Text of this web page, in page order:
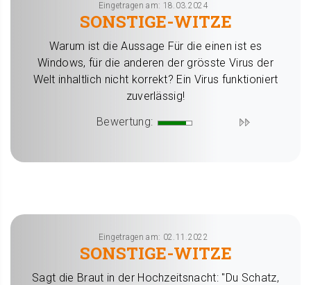
Eingetragen am: 18.03.2024
SONSTIGE-WITZE
Warum ist die Aussage Für die einen ist es
Windows, für die anderen der grösste Virus der
Welt inhaltlich nicht korrekt? Ein Virus funktioniert
zuverlässig!
Bewertung:
Eingetragen am: 02.11.2022
SONSTIGE-WITZE
Sagt die Braut in der Hochzeitsnacht: "Du Schatz,